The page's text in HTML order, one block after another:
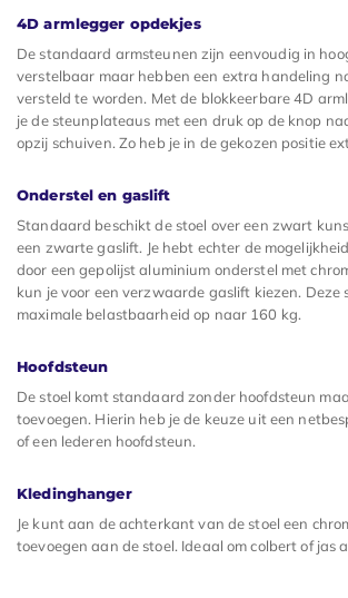
4D armlegger opdekjes
De standaard armsteunen zijn eenvoudig in
verstelbaar maar hebben een extra handeling
versteld te worden. Met de blokkeerbare 4D
je de steunplateaus met een druk op de knop
opzij schuiven. Zo heb je in de gekozen positie
Onderstel en gaslift
Standaard beschikt de stoel over een zwart
een zwarte gaslift. Je hebt echter de
door een gepolijst aluminium onderstel met
kun je voor een verzwaarde gaslift kiezen. Deze
maximale belastbaarheid op naar 160 kg.
Hoofdsteun
De stoel komt standaard zonder hoofdsteun
toevoegen. Hierin heb je de keuze uit een
of een lederen hoofdsteun.
Kledinghanger
Je kunt aan de achterkant van de stoel een
toevoegen aan de stoel. Ideaal om colbert of jas